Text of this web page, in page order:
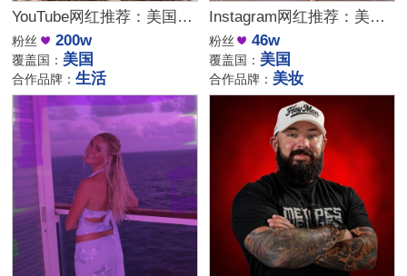
YouTube网红推荐：美国生活方式Vlog博主，200万粉家庭达人合作
粉丝 200w
覆盖国： 美国
合作品牌：生活
Instagram网红推荐：美国美妆护肤博主，46万粉幽默科普达人合作
粉丝 46w
覆盖国： 美国
合作品牌： 美妆